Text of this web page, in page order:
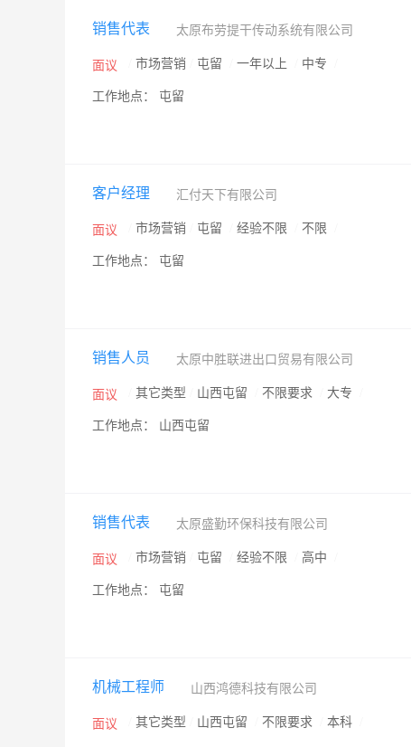
销售代表 太原布劳提干传动系统有限公司
面议 市场营销 屯留 一年以上 中专
工作地点： 屯留
客户经理 汇付天下有限公司
面议 市场营销 屯留 经验不限 不限
工作地点： 屯留
销售人员 太原中胜联进出口贸易有限公司
面议 其它类型 山西屯留 不限要求 大专
工作地点： 山西屯留
销售代表 太原盛勤环保科技有限公司
面议 市场营销 屯留 经验不限 高中
工作地点： 屯留
机械工程师 山西鸿德科技有限公司
面议 其它类型 山西屯留 不限要求 本科